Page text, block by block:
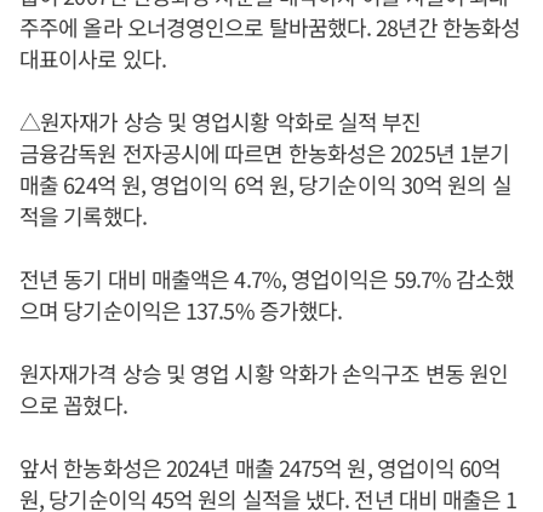
주주에 올라 오너경영인으로 탈바꿈했다. 28년간 한농화성
대표이사로 있다.
△원자재가 상승 및 영업시황 악화로 실적 부진
금융감독원 전자공시에 따르면 한농화성은 2025년 1분기
매출 624억 원, 영업이익 6억 원, 당기순이익 30억 원의 실
적을 기록했다.
전년 동기 대비 매출액은 4.7%, 영업이익은 59.7% 감소했
으며 당기순이익은 137.5% 증가했다.
원자재가격 상승 및 영업 시황 악화가 손익구조 변동 원인
으로 꼽혔다.
앞서 한농화성은 2024년 매출 2475억 원, 영업이익 60억
원, 당기순이익 45억 원의 실적을 냈다. 전년 대비 매출은 1